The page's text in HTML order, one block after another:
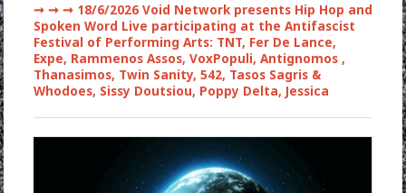
➞ ➞ ➞18/6/2026 Void Network presents Hip Hop and
Spoken Word Live participating at the Antifascist
Festival of Performing Arts: TNT, Fer De Lance,
Expe, Rammenos Assos, VoxPopuli, Antignomos ,
Thanasimos, Twin Sanity, 542, Tasos Sagris &
Whodoes, Sissy Doutsiou, Poppy Delta, Jessica